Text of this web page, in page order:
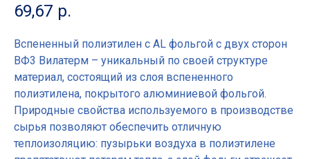
69,67 р.
Вспененный полиэтилен с AL фольгой с двух сторон
ВФ3 Вилатерм – уникальный по своей структуре
материал, состоящий из слоя вспененного
полиэтилена, покрытого алюминиевой фольгой.
Природные свойства используемого в производстве
сырья позволяют обеспечить отличную
теплоизоляцию: пузырьки воздуха в полиэтилене